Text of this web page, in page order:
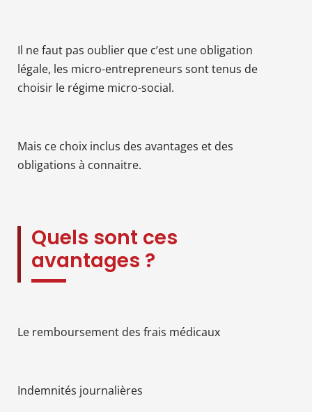
Il ne faut pas oublier que c’est une obligation
légale, les micro-entrepreneurs sont tenus de
choisir le régime micro-social.
Mais ce choix inclus des avantages et des
obligations à connaitre.
Quels sont ces
avantages ?
Le remboursement des frais médicaux
Indemnités journalières